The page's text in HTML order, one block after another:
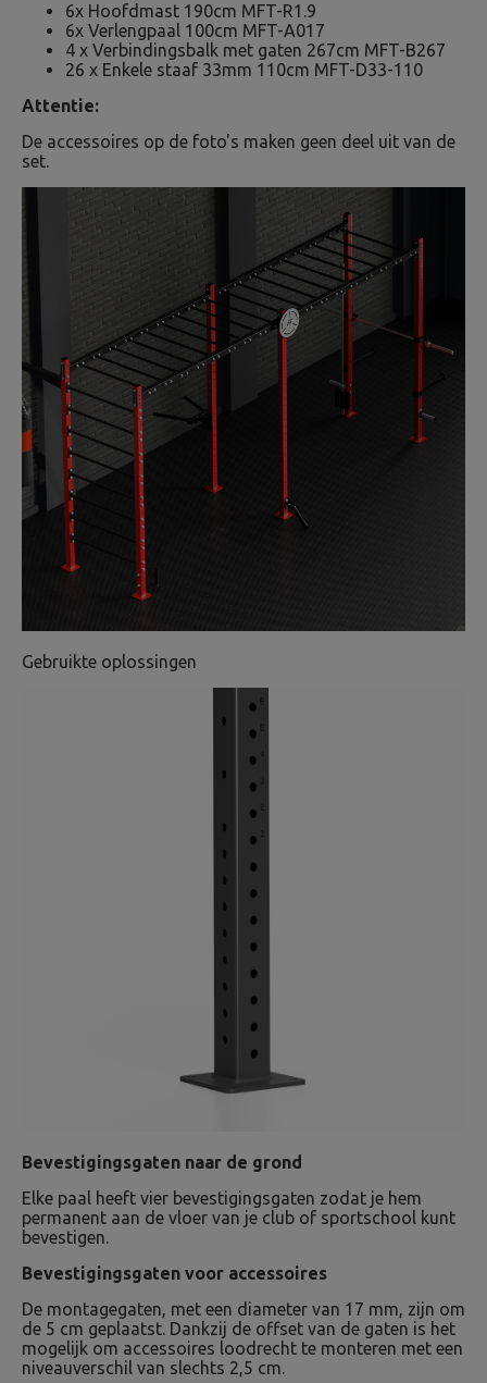
6x Hoofdmast 190cm MFT-R1.9
6x Verlengpaal 100cm MFT-A017
4 x Verbindingsbalk met gaten 267cm MFT-B267
26 x Enkele staaf 33mm 110cm MFT-D33-110
Attentie:
De accessoires op de foto's maken geen deel uit van de
set.
Gebruikte oplossingen
Bevestigingsgaten naar de grond
Elke paal heeft vier bevestigingsgaten zodat je hem
permanent aan de vloer van je club of sportschool kunt
bevestigen.
Bevestigingsgaten voor accessoires
De montagegaten, met een diameter van 17 mm, zijn om
de 5 cm geplaatst. Dankzij de offset van de gaten is het
mogelijk om accessoires loodrecht te monteren met een
niveauverschil van slechts 2,5 cm.